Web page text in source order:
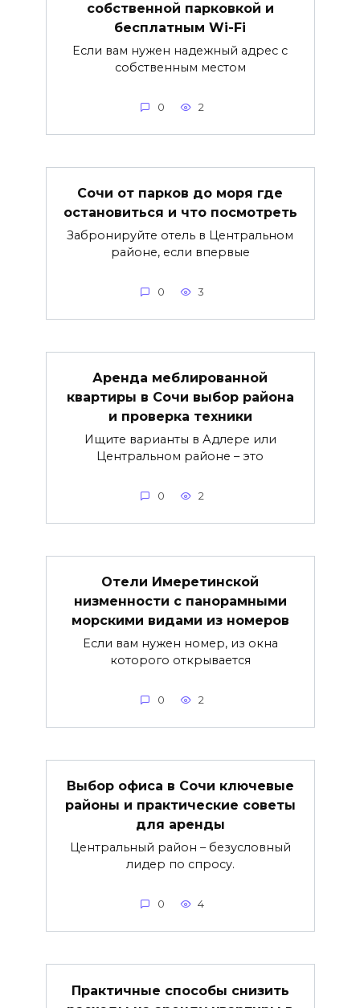
собственной парковкой и
бесплатным Wi-Fi
Если вам нужен надежный адрес с
собственным местом
0 2
Сочи от парков до моря где
остановиться и что посмотреть
Забронируйте отель в Центральном
районе, если впервые
0 3
Аренда меблированной
квартиры в Сочи выбор района
и проверка техники
Ищите варианты в Адлере или
Центральном районе – это
0 2
Отели Имеретинской
низменности с панорамными
морскими видами из номеров
Если вам нужен номер, из окна
которого открывается
0 2
Выбор офиса в Сочи ключевые
районы и практические советы
для аренды
Центральный район – безусловный
лидер по спросу.
0 4
Практичные способы снизить